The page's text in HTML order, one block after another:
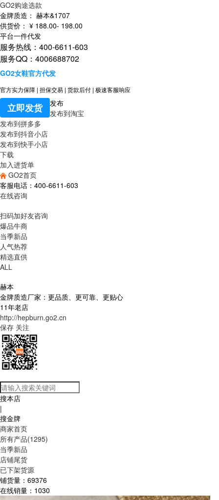
GO2购途选款
金牌质造： 赫本&1707
供货价： ¥ 188.00- 198.00
平台一件代发
服务热线：400-6611-603
服务QQ：4006688702
GO2女鞋官方代发
官方实力保障 | 担保交易 | 货款后付 | 极速客服响应
立即发货
发布
发布到淘宝
发布到拼多多
发布到抖音小店
发布到快手小店
下载
加入进货单
GO2首页
客服电话：400-6611-603
在线咨询
扫码加好友咨询
爆品牛商
当季新品
人气热荐
精选直供
ALL
赫本
金牌质造厂家：更品质、更可靠、更贴心
11年老店
http://hepburn.go2.cn
保存 关注
搜本店
|
搜金牌
商家首页
所有产品(1295)
当季新品
店铺尾货
已下架货源
铺货量： 69376
在线销量： 1030